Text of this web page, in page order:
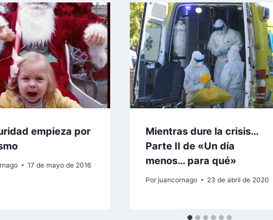
empieza por
17 de mayo de 2016
Mientras dure la crisis…
Parte II de «Un día
menos… para qué»
Por juancornago 23 de abril de 2020